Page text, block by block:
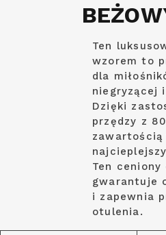
Ten
wzorem to
dla
niegryzącej
Dzięki
przędzy z
zawartością
Ten
gwarantuje
i zapewnia
otulenia.